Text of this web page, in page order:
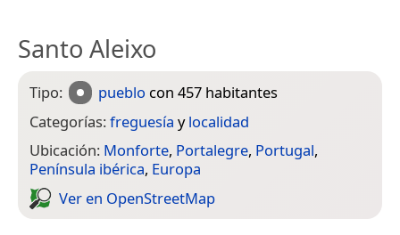
Santo Aleixo
Tipo: pueblo con 457 habitantes
Categorías:freguesía ylocalidad
Ubicación: Monforte, Portalegre, Portugal,
Península ibérica, Europa
Ver en Open­Street­Map